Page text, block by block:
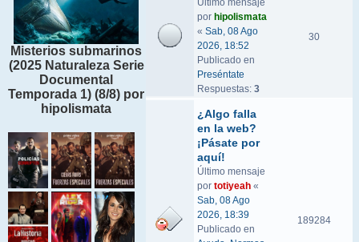
Misterios submarinos
(2025 Naturaleza Serie
Documental
Temporada 1) (8/8) por
hipolismata
Último mensaje
por hipolismata
« Sab, 08 Ago
2026, 18:52
Publicado en
Preséntate
Respuestas: 3
30
¿Algo falla
en la web?
¡Pásate por
aquí!
Último mensaje
por totiyeah «
Sab, 08 Ago
2026, 18:39
Publicado en
189284